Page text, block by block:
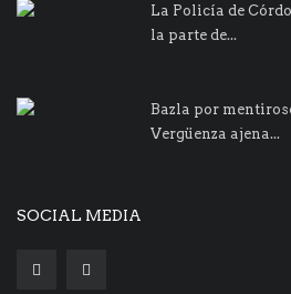
La Policía de
la parte de...
Bazla por
Vergüenza ajena...
SOCIAL MEDIA